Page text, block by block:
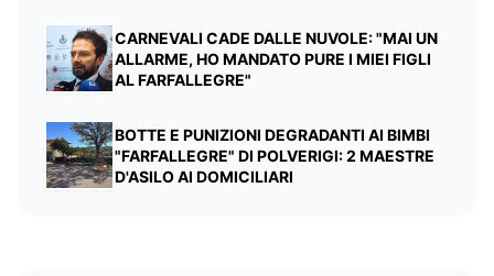
CARNEVALI CADE DALLE NUVOLE: "MAI UN
ALLARME, HO MANDATO PURE I MIEI FIGLI
AL FARFALLEGRE"
BOTTE E PUNIZIONI DEGRADANTI AI BIMBI
"FARFALLEGRE" DI POLVERIGI: 2 MAESTRE
D'ASILO AI DOMICILIARI